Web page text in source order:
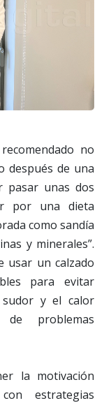
no
después de una
pasar unas dos
por una dieta
como sandía
y minerales”.
usar un calzado
para evitar
y el calor
problemas
la motivación
estrategias